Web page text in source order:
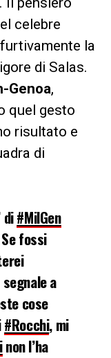
celebre
la
di Salas.
Genoa,
quel gesto
risultato e
di
di#MilGen
fossi
a
cose
#Rocchi, mi
non l’ha